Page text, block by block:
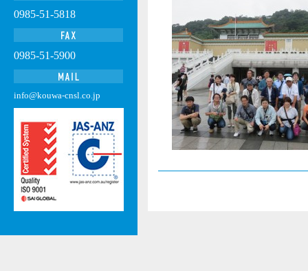
0985-51-5818
0985-51-5900
info@kouwa-cnsl.co.jp